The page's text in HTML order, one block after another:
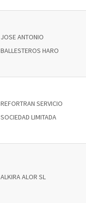
JOSE ANTONIO
BALLESTEROS HARO
REFORTRAN SERVICIO
SOCIEDAD LIMITADA
ALKIRA ALOR SL